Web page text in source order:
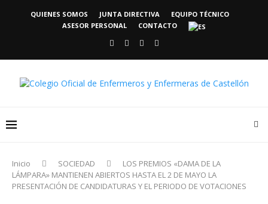
QUIENES SOMOS JUNTA DIRECTIVA
EQUIPO TÉCNICO
ASESOR PERSONAL
CONTACTO
Inicio SOCIEDAD
LOS PREMIOS «DAMA DE LA
LÁMPARA» MANTIENEN ABIERTOS HASTA EL 2 DE MAYO LA
PRESENTACIÓN DE CANDIDATURAS Y EL PERIODO DE VOTACIONES